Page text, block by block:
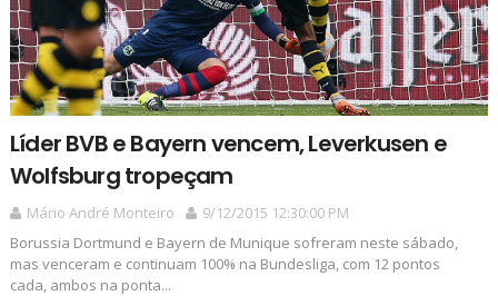
Líder BVB e Bayern vencem, Leverkusen e
Wolfsburg tropeçam
Mário André Monteiro
9/12/2015 12:30:00 PM
Borussia Dortmund e Bayern de Munique sofreram neste sábado,
mas venceram e continuam 100% na Bundesliga, com 12 pontos
cada, ambos na ponta...